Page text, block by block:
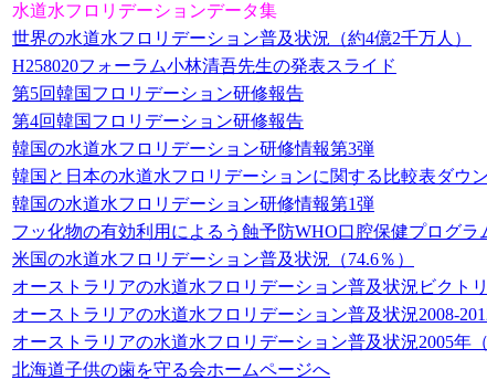
水道水フロリデーションデータ集
世界の水道水フロリデーション普及状況（約4億2千万人）
H258020フォーラム小林清吾先生の発表スライド
第5回韓国フロリデーション研修報告
第4回韓国フロリデーション研修報告
韓国の水道水フロリデーション研修情報第3弾
韓国と日本の水道水フロリデーションに関する比較表ダウ
韓国の水道水フロリデーション研修情報第1弾
フッ化物の有効利用によるう蝕予防WHO口腔保健プログラ
米国の水道水フロリデーション普及状況（74.6％ ）
オーストラリアの水道水フロリデーション普及状況ビクト
オーストラリアの水道水フロリデーション普及状況2008-
オーストラリアの水道水フロリデーション普及状況2005年（
北海道子供の歯を守る会ホームページへ